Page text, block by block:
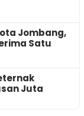
Jombang,
Satu
Juta